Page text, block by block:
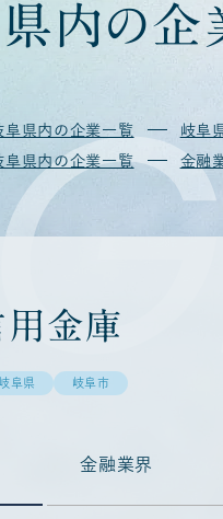
県内の企
阜県内の企業一覧 岐阜
阜県内の企業一覧 金融
金庫
岐阜県 岐阜市
金融業界